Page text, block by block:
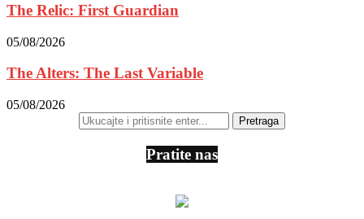
The Relic: First Guardian
05/08/2026
The Alters: The Last Variable
05/08/2026
Pratite nas